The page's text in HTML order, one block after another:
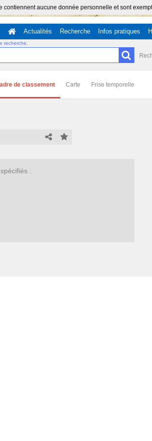
aucune donnée personnelle et sont
Actualités Recherche Infos pratiques
recherche
de classement Carte Frise temporelle
: